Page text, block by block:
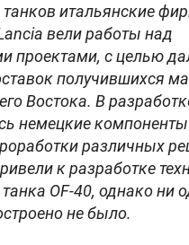
итальянские
вели работы над
проектами, с целью
получившихся
Востока. В
немецкие
различных
к разработке
ОF-40, однако ни
не было.